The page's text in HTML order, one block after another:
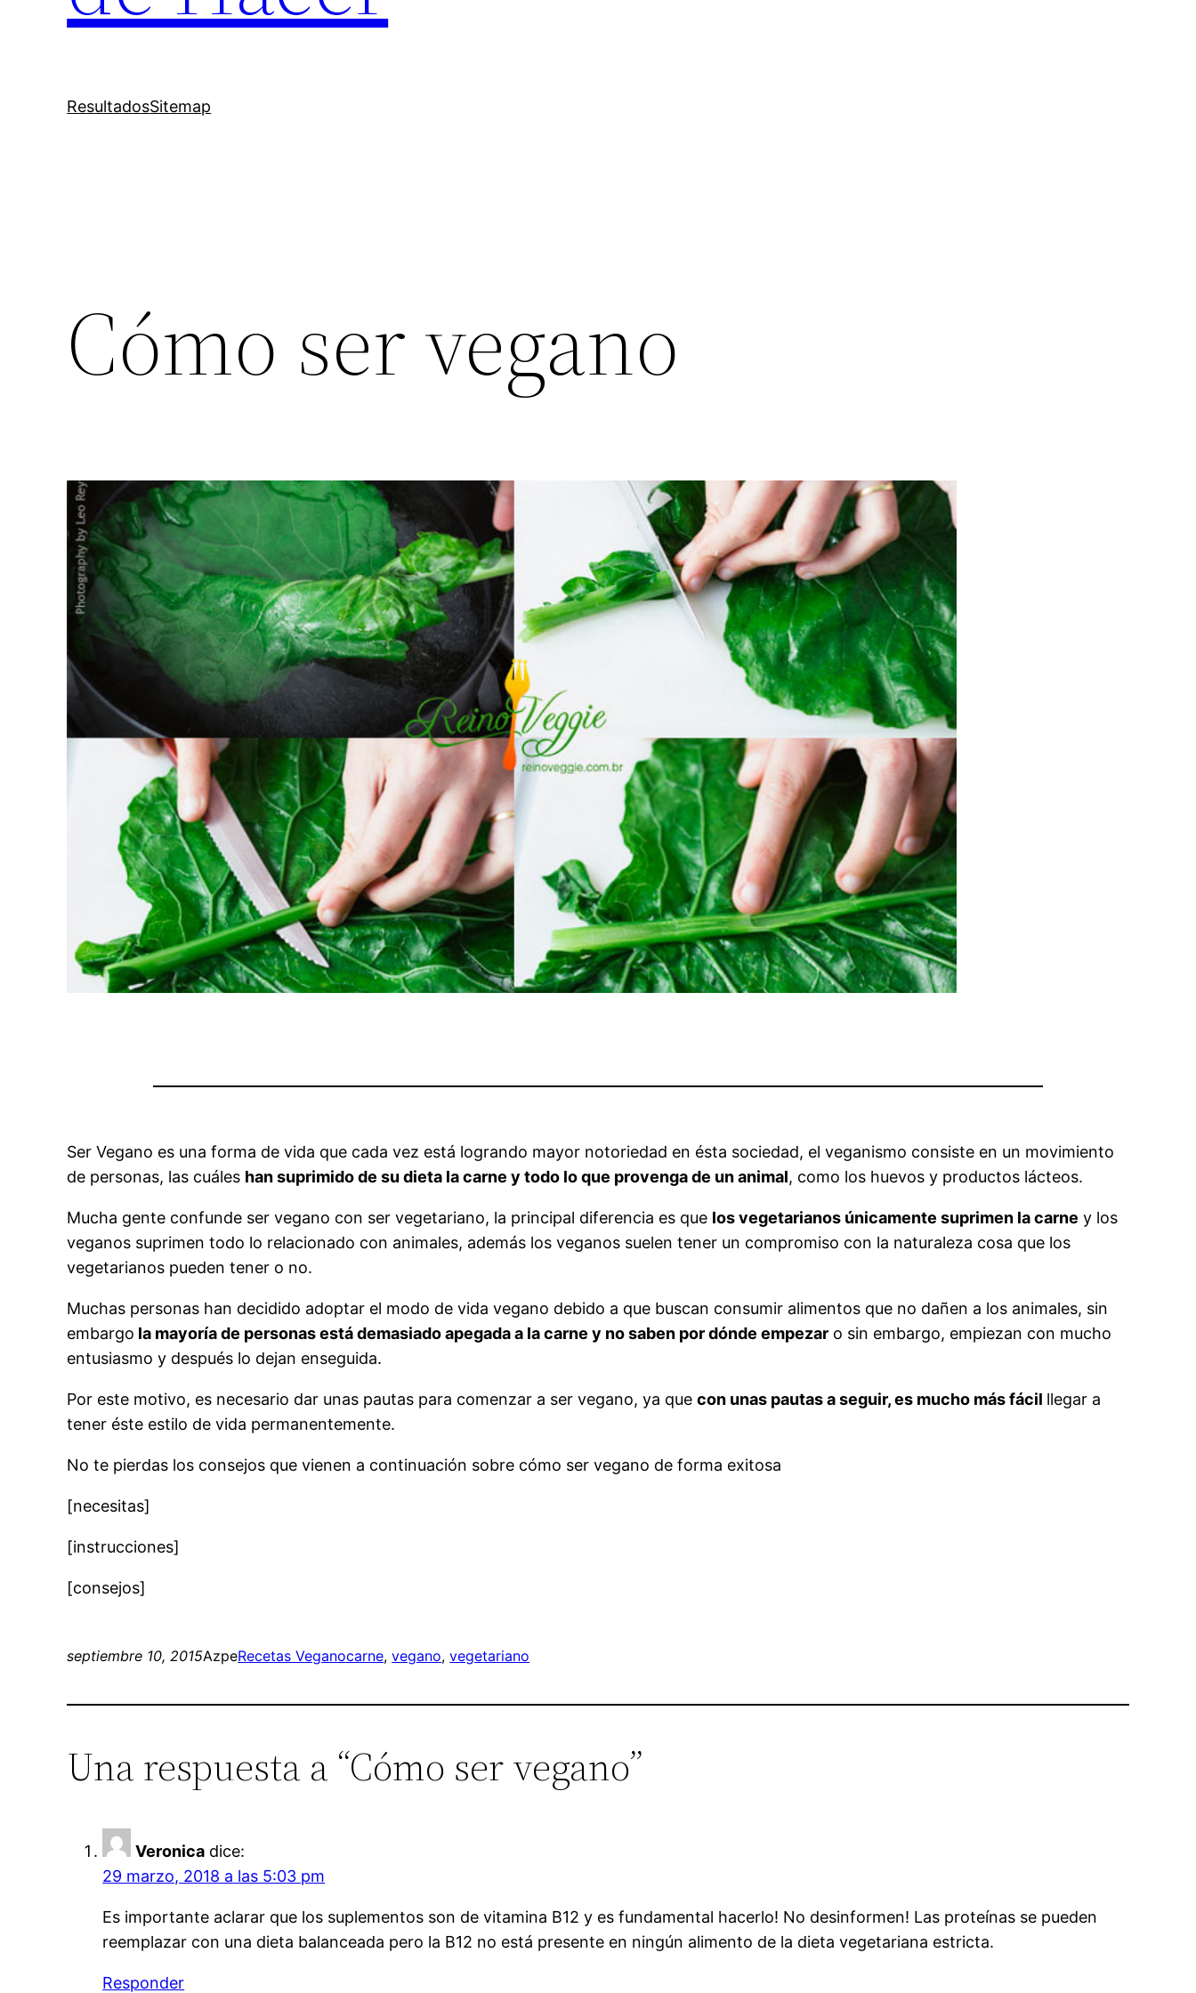
ResultadosSitemap
Cómo ser vegano
Ser Vegano es una forma de vida que cada vez está logrando mayor notoriedad en ésta sociedad, el veganismo consiste en un movimiento
de personas, las cuáles han suprimido de su dieta la carne y todo lo que provenga de un animal, como los huevos y productos lácteos.
Mucha gente confunde ser vegano con ser vegetariano, la principal diferencia es que los vegetarianos únicamente suprimen la carne y los
veganos suprimen todo lo relacionado con animales, además los veganos suelen tener un compromiso con la naturaleza cosa que los
vegetarianos pueden tener o no.
Muchas personas han decidido adoptar el modo de vida vegano debido a que buscan consumir alimentos que no dañen a los animales, sin
embargo la mayoría de personas está demasiado apegada a la carne y no saben por dónde empezar o sin embargo, empiezan con mucho
entusiasmo y después lo dejan enseguida.
Por este motivo, es necesario dar unas pautas para comenzar a ser vegano, ya quecon unas pautas a seguir, es mucho más fácil llegar a
tener éste estilo de vida permanentemente.
No te pierdas los consejos que vienen a continuación sobre cómo ser vegano de forma exitosa
[necesitas]
[instrucciones]
[consejos]
septiembre 10, 2015AzpeRecetas Veganocarne, vegano, vegetariano
Una respuesta a “Cómo ser vegano”
Veronica dice:
29 marzo, 2018 a las 5:03 pm
Es importante aclarar que los suplementos son de vitamina B12 y es fundamental hacerlo! No desinformen! Las proteínas se pueden
reemplazar con una dieta balanceada pero la B12 no está presente en ningún alimento de la dieta vegetariana estricta.
Responder